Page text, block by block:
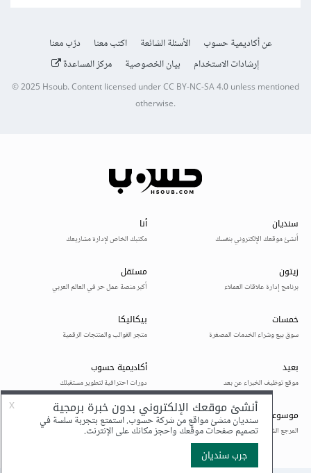
عن أكاديمية حسوب الأسئلة الشائعة اكتب معنا
درّب معنا
إرشادات الاستخدام
بيان الخصوصية مركز المساعدة
© 2025Hsoub.Content licensed underCC BY-NC-SA 4.0unless mentioned
otherwise.